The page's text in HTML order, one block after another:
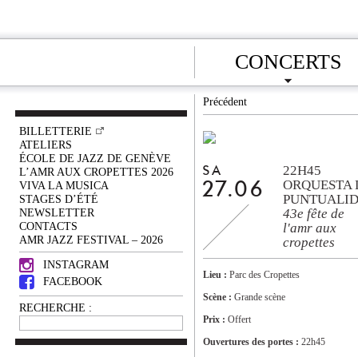
CONCERTS
BILLETTERIE
ATELIERS
ÉCOLE DE JAZZ DE GENÈVE
L’AMR AUX CROPETTES 2026
VIVA LA MUSICA
STAGES D’ÉTÉ
NEWSLETTER
CONTACTS
AMR JAZZ FESTIVAL – 2026
INSTAGRAM
FACEBOOK
RECHERCHE :
Précédent
SA
27.06
22H45
ORQUESTA
43e fête de
l'amr aux
cropettes
Lieu : Parc des Cropettes
Scène : Grande scène
Prix : Offert
Ouvertures des portes : 22h45